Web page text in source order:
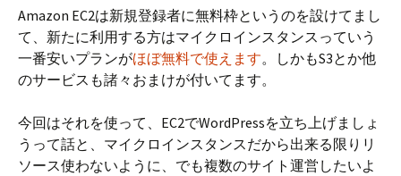
c
e
b
o
k
r
e
a
d
Amazon EC2は新規登録者に無料枠というのを設けてまし
て、新たに利用する方はマイクロインスタンスっていう
一番安いプランがほぼ無料で使えます。しかもS3とか他
のサービスも諸々おまけが付いてます。
今回はそれを使って、EC2でWordPressを立ち上げましょ
うって話と、マイクロインスタンスだから出来る限りリ
ソース使わないように、でも複数のサイト運営したいよ